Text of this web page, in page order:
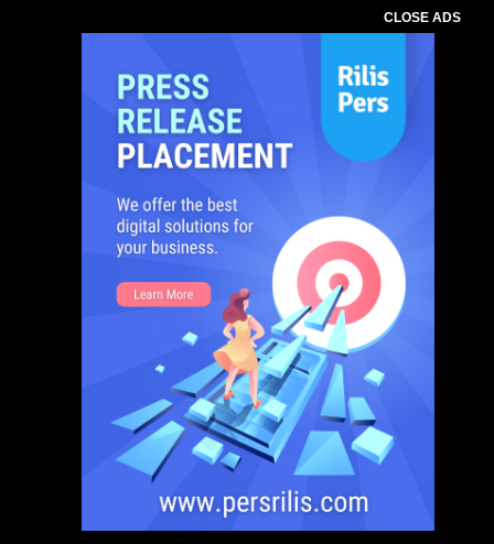
CLOSE ADS